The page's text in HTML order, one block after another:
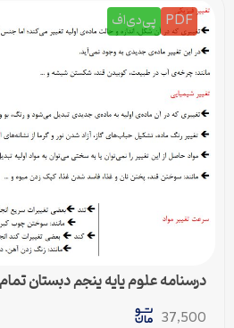
PDF پی‌دی‌اف
درسنامه علوم پایه پنجم دبستان
37,500